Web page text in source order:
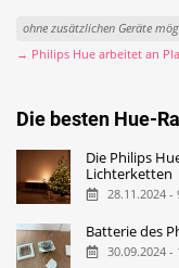
ohne zusätzlichen Geräte
→ Philips Hue arbeitet an
Die besten Hue-
Die Philips
Lichterketten
28.11.2024 -
Batterie des
30.09.2024 -